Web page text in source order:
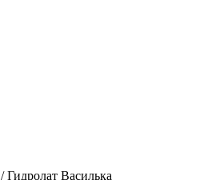
/ Гидролат Василька